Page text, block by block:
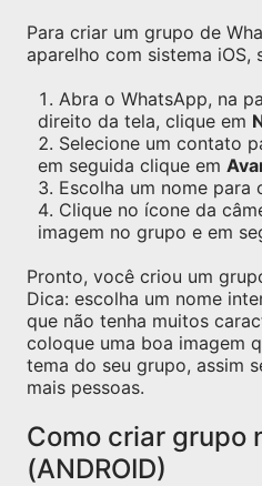
Para criar um grupo de
aparelho com sistema
Abra o WhatsApp, na
direito da tela, clique em
Selecione um contato
em seguida clique em
Escolha um nome para
Clique no ícone da
imagem no grupo e em
Pronto, você criou um
Dica: escolha um nome
que não tenha muitos
coloque uma boa imagem
tema do seu grupo, assim
mais pessoas.
Como criar grupo
(ANDROID)